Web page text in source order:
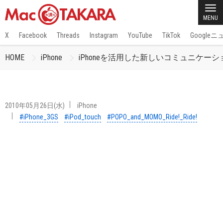
MENU
X Facebook Threads Instagram YouTube TikTok Googleニ
HOME iPhone iPhoneを活用した新しいコミュニケーシ
2010年05月26日(水)
iPhone
#iPhone_3GS
#iPod_touch #POPO_and_MOMO_Ride!_Ride!